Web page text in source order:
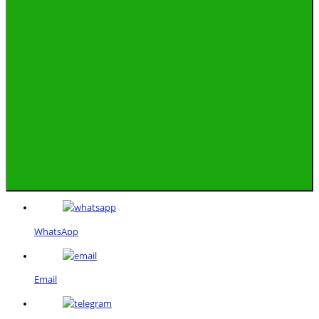
WhatsApp
Email